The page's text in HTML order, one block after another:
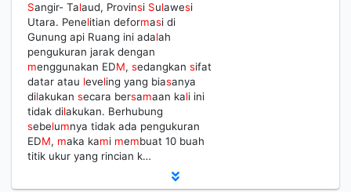
Sangir- Talaud, Provinsi Sulawesi
Utara. Penelitian deformasi di
Gunung api Ruang ini adalah
pengukuran jarak dengan
menggunakan EDM, sedangkan sifat
datar atau leveling yang biasanya
dilakukan secara bersamaan kali ini
tidak dilakukan. Berhubung
sebelumnya tidak ada pengukuran
EDM, maka kami membuat 10 buah
titik ukur yang rincian k…